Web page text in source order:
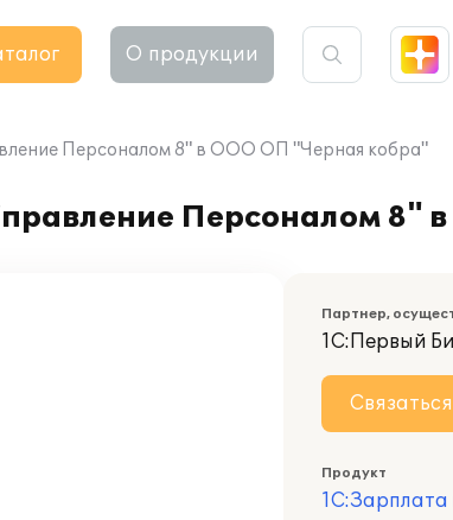
О продукции
Персоналом 8" в ООО ОП "Черная кобра"
Персоналом 8"
Партнер,
1С:Первый
Связаться
Продукт
1С:Зарплата